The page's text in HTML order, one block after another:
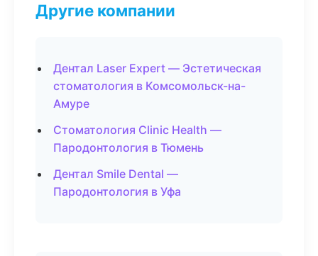
Другие компании
Дентал Laser Expert — Эстетическая
стоматология в Комсомольск-на-
Амуре
Стоматология Clinic Health —
Пародонтология в Тюмень
Дентал Smile Dental —
Пародонтология в Уфа